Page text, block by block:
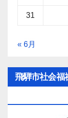
31
« 6月
飛騨市社会福